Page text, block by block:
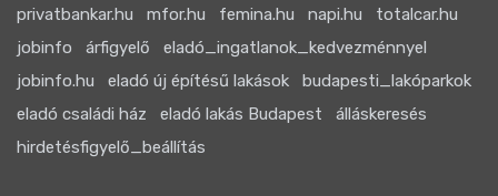
privatbankar.hu mfor.hu femina.hu napi.hu
totalcar.hu
jobinfo
árfigyelő
eladó_ingatlanok_kedvezménnyel
jobinfo.hu
eladó új építésű lakások
budapesti_lakóparkok
eladó családi ház
eladó lakás Budapest
álláskeresés
hirdetésfigyelő_beállítás